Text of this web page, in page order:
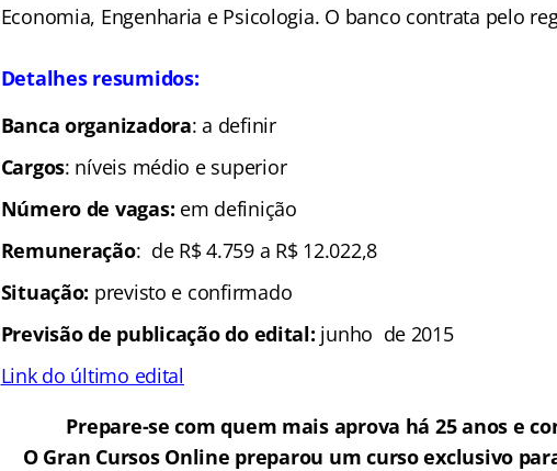
Economia, Engenharia e Psicologia. O banco contrata pelo
Detalhes resumidos:
Banca organizadora: a definir
Cargos: níveis médio e superior
Número de vagas: em definição
Remuneração: de R$ 4.759 a R$ 12.022,8
Situação: previsto e confirmado
Previsão de publicação do edital: junho de 2015
Link do último edital
Prepare-se com quem mais aprova há 25 anos e
O Gran Cursos Online preparou um curso exclusivo